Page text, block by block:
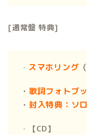
[通常盤 特典]
・ スマホリング
・ 歌詞フォトブ
・ 封入特典：ソ
・ 【CD】